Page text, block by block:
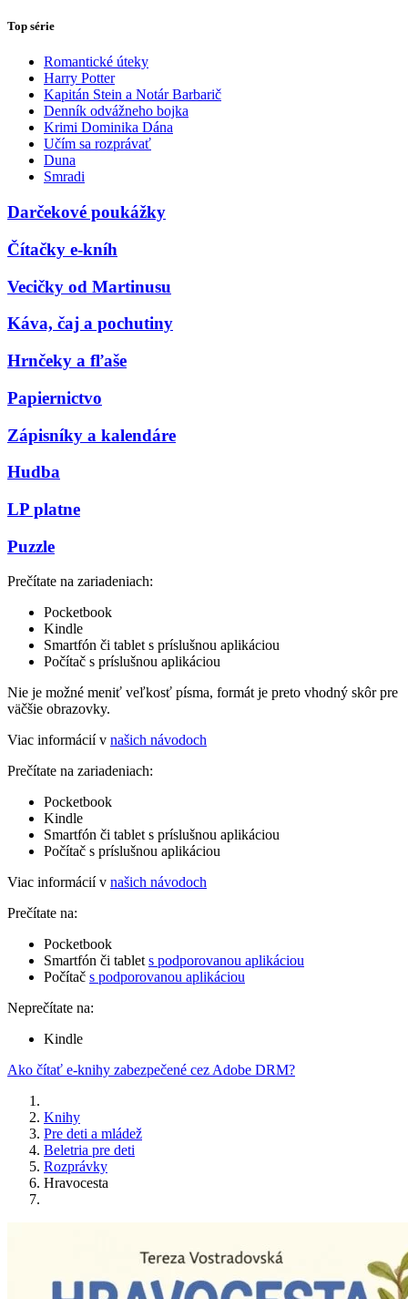
Top série
Romantické úteky
Harry Potter
Kapitán Stein a Notár Barbarič
Denník odvážneho bojka
Krimi Dominika Dána
Učím sa rozprávať
Duna
Smradi
Darčekové poukážky
Čítačky e-kníh
Vecičky od Martinusu
Káva, čaj a pochutiny
Hrnčeky a fľaše
Papiernictvo
Zápisníky a kalendáre
Hudba
LP platne
Puzzle
Prečítate na zariadeniach:
Pocketbook
Kindle
Smartfón či tablet s príslušnou aplikáciou
Počítač s príslušnou aplikáciou
Nie je možné meniť veľkosť písma, formát je preto vhodný skôr pre
väčšie obrazovky.
Viac informácií v našich návodoch
Prečítate na zariadeniach:
Pocketbook
Kindle
Smartfón či tablet s príslušnou aplikáciou
Počítač s príslušnou aplikáciou
Viac informácií v našich návodoch
Prečítate na:
Pocketbook
Smartfón či tablet s podporovanou aplikáciou
Počítač s podporovanou aplikáciou
Neprečítate na:
Kindle
Ako čítať e-knihy zabezpečené cez Adobe DRM?
Knihy
Pre deti a mládež
Beletria pre deti
Rozprávky
Hravocesta